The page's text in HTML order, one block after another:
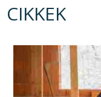
CIKKEK